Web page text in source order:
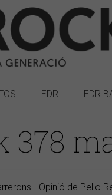
EDR EDR
378
- Opinió de Pello